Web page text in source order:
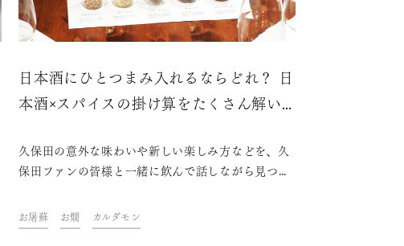
日本酒にひとつまみ入れるならどれ？ 日
本酒×スパイスの掛け算をたくさん解い
久保田の意外な味わいや新しい楽しみ方などを、久
保田ファンの皆様と一緒に飲んで話しながら見つけ
「スパイス×日本酒で”myお屠蘇”を作ろう」をテー
マに開催しました。
お屠蘇 お燗 カルダモン